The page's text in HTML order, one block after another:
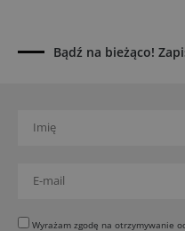
Fendt, Valtra i Massey
maszyn rolniczych
bijakowe
Rzepak hybrydowy:
Europejski przemysł
Bądź na bieżąco!
Wyrażam zgodę na otrzymywanie